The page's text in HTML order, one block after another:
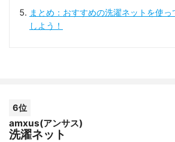
まとめ：おすすめの洗濯ネットを使
しよう！
6位
amxus(アンサス)
洗濯ネット